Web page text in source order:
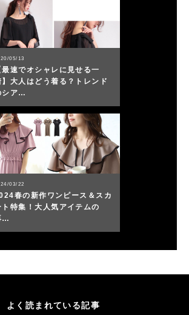
よく読まれている記事
05/13
最速でオシャレに見せる一
】大人はどう着る？トレンド
シア…
03/22
春の新作ワンピース＆スカ
ト特集！大人気アイテムの
…